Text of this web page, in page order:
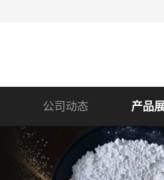
公司动态 产品